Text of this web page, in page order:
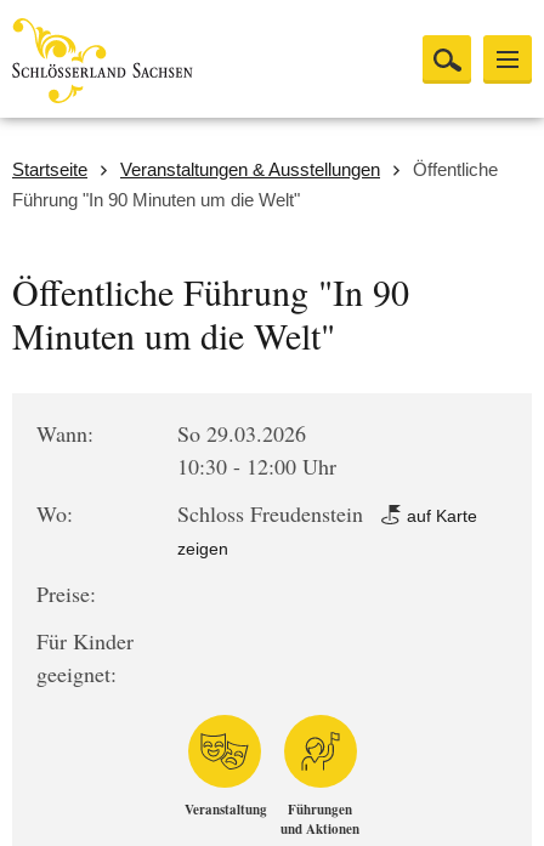
Startseite Veranstaltungen & Ausstellungen
Öffentliche
Führung "In 90 Minuten um die Welt"
Öffentliche Führung "In 90
Minuten um die Welt"
Wann:
So 29.03.2026
10:30 - 12:00 Uhr
Wo:
Schloss Freudenstein
auf Karte
zeigen
Preise:
Für Kinder
geeignet:
Veranstaltung
Führungen
und Aktionen